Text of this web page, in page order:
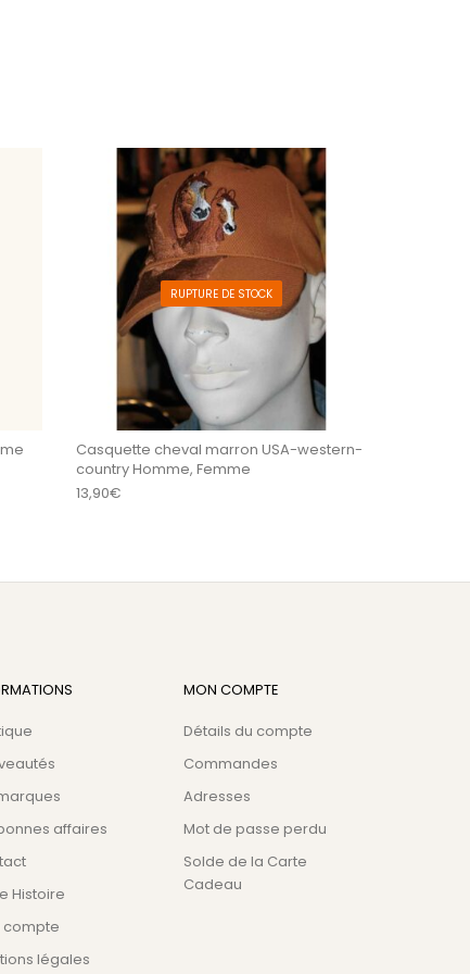
la page du produit
options peuvent être choisies sur la page du
RUPTURE DE STOCK
Casquette cheval marron USA-western-
country Homme, Femme
13,90€
affaires
Histoire
compte
légales
MON COMPTE
Détails du compte
Commandes
Adresses
Mot de passe perdu
Solde de la Carte
Cadeau